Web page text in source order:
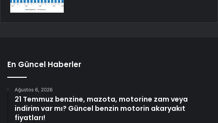
En Güncel Haberler
Ağustos 6, 2026
21 Temmuz benzine, mazota, motorine zam veya
indirim var mı? Güncel benzin motorin akaryakıt
fiyatları!